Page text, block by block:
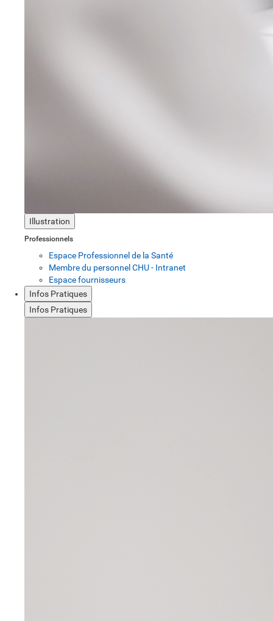
Illustration
Professionnels
Espace Professionnel de la Santé
Membre du personnel CHU - Intranet
Espace fournisseurs
Infos Pratiques
Infos Pratiques